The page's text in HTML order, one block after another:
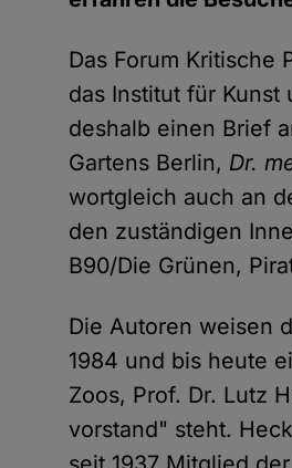
Das Forum Kritische
das Institut für Kunst
deshalb einen Brief
Gartens Berlin, Dr.
wortgleich auch an
den zuständigen
B90/Die Grünen,
Die Autoren weisen
1984 und bis heute
Zoos, Prof. Dr. Lutz
vorstand" steht.